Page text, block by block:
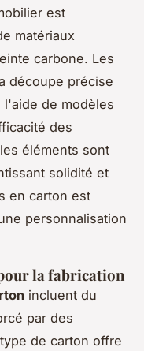
est
matériaux
carbone. Les
découpe précise
de modèles
des
éléments sont
solidité et
en carton est
personnalisation
la fabrication
incluent du
par des
de carton offre